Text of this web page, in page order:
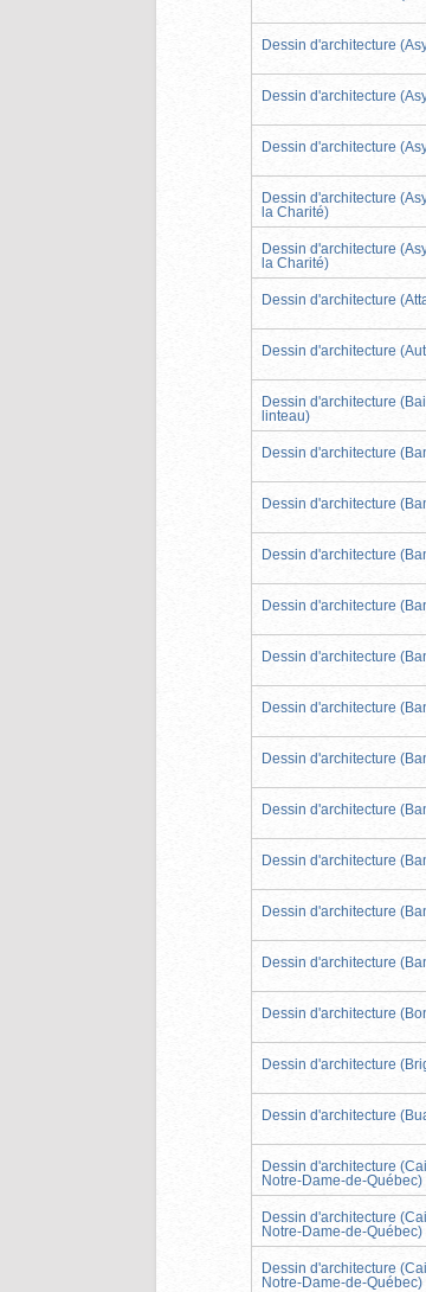
Dessin d'architecture
Dessin d'architecture
Dessin d'architecture
Dessin d'architecture
la Charité)
Dessin d'architecture
la Charité)
Dessin d'architecture
Dessin d'architecture
Dessin d'architecture
linteau)
Dessin d'architecture
Dessin d'architecture
Dessin d'architecture
Dessin d'architecture
Dessin d'architecture
Dessin d'architecture
Dessin d'architecture
Dessin d'architecture
Dessin d'architecture
Dessin d'architecture
Dessin d'architecture
Dessin d'architecture
Dessin d'architecture
Dessin d'architecture
Dessin d'architecture
Notre-Dame-de-Québec)
Dessin d'architecture
Notre-Dame-de-Québec)
Dessin d'architecture
Notre-Dame-de-Québec)